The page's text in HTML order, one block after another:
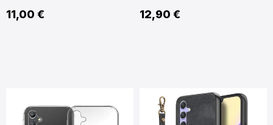
11,00 € 12,90 €